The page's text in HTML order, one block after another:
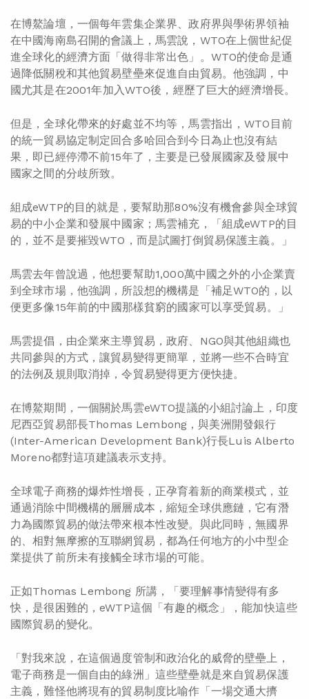
在博鰲論壇，一個每年雲集企業界、政府界與學術界領袖
在中國海南島召開的會議上，馬雲說，WTO在上個世紀促
進全球化的經濟方面「做得非常出色」。WTO的使命是通
過降低關稅和其他貿易壁壘來促進自由貿易。他強調，中
國尤其是在2001年加入WTO後，經歷了巨大的經濟增長。
但是，全球化帶來的好處並不均等，馬雲指出，WTO目前
的統一貿易協定制定回合多哈回合到今日為止也沒有結
果，即已經停滯不前15年了，主要是已發展國家及發展中
國家之間的分歧所致。
組成eWTP的目的就是，要幫助那80%沒有機會參與全球貿
易的中小企業和發展中國家；馬雲補充，「組成eWTP的目
的，並不是要摧毀WTO，而是試圖打倒貿易保護主義。」
馬雲去年曾說過，他想要幫助1,000萬中國之外的小企業賣
到全球市場，他強調，所設想的機構是「補足WTO的，以
便更多像15年前的中國那樣貧窮的國家可以享受貿易。」
馬雲提倡，由企業來主導貿易，政府、NGO與其他組織也
共同參與的方式，讓貿易變得更簡單，並將一些不合時宜
的法例及規則取消掉，令貿易變得更方便快捷。
在博鰲期間，一個關於馬雲eWTO提議的小組討論上，印度
尼西亞貿易部長Thomas Lembong，與美洲開發銀行
(Inter-American Development Bank)行長Luis Alberto
Moreno都對這項建議表示支持。
全球電子商務的爆炸性增長，正孕育着新的商業模式，並
通過消除中間機構的層層成本，縮短全球供應鏈，它有潛
力為國際貿易的做法帶來根本性改變。與此同時，無國界
的、相對無摩擦的互聯網貿易，都為任何地方的小中型企
業提供了前所未有接觸全球市場的可能。
正如Thomas Lembong 所講，「要理解事情變得有多
快，是很困難的，eWTP這個「有趣的概念」，能加快這些
國際貿易的變化。
「對我來說，在這個過度管制和政治化的威脅的壁壘上，
電子商務是一個自由的綠洲」這些壁壘就是來自貿易保護
主義，難怪他將現有的貿易制度比喻作「一場交通大擠